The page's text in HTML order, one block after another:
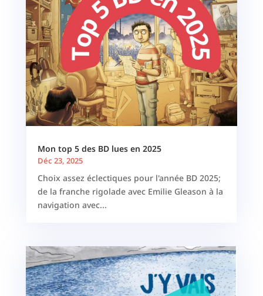
Mon top 5 des BD lues en 2025
Déc 23, 2025
Choix assez éclectiques pour l'année BD 2025;
de la franche rigolade avec Emilie Gleason à la
navigation avec...